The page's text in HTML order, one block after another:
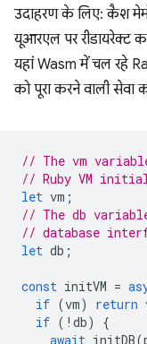
उदाहरण के लिए: कैश
यूआरएल पर रीडायरेक्ट
यहां Wasm में चल रहे
को पूरा करने वाली सेवा
// The vm
// Ruby VM
let vm ;
// The db
// database
let db ;
const initVM =
if (vm) return
if ( ! db)
{
await initDB(